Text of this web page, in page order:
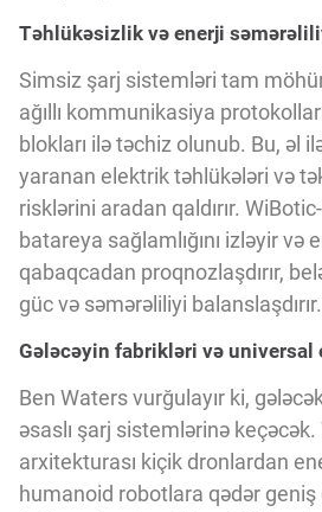
Podkastlar
Təhlükəsizlik və enerji
Simsiz şarj sistemləri tam
ağıllı kommunikasiya
blokları ilə təchiz olunub. Bu, əl
yaranan elektrik təhlükələri və
risklərini aradan qaldırır.
batareya sağlamlığını izləyir və
qabaqcadan proqnozlaşdırır,
güc və səmərəliliyi balanslaşdırır.
Gələcəyin fabrikləri və
Ben Waters vurğulayır ki,
əsaslı şarj sistemlərinə
arxitekturası kiçik dronlardan
humanoid robotlara qədər